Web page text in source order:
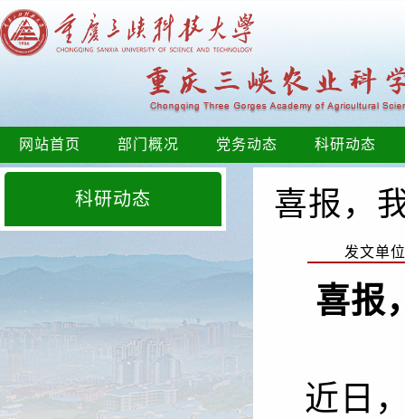
网站首页 部门概况 党务动态 科研动态
科研动态 喜报，
发文单
喜报
近日